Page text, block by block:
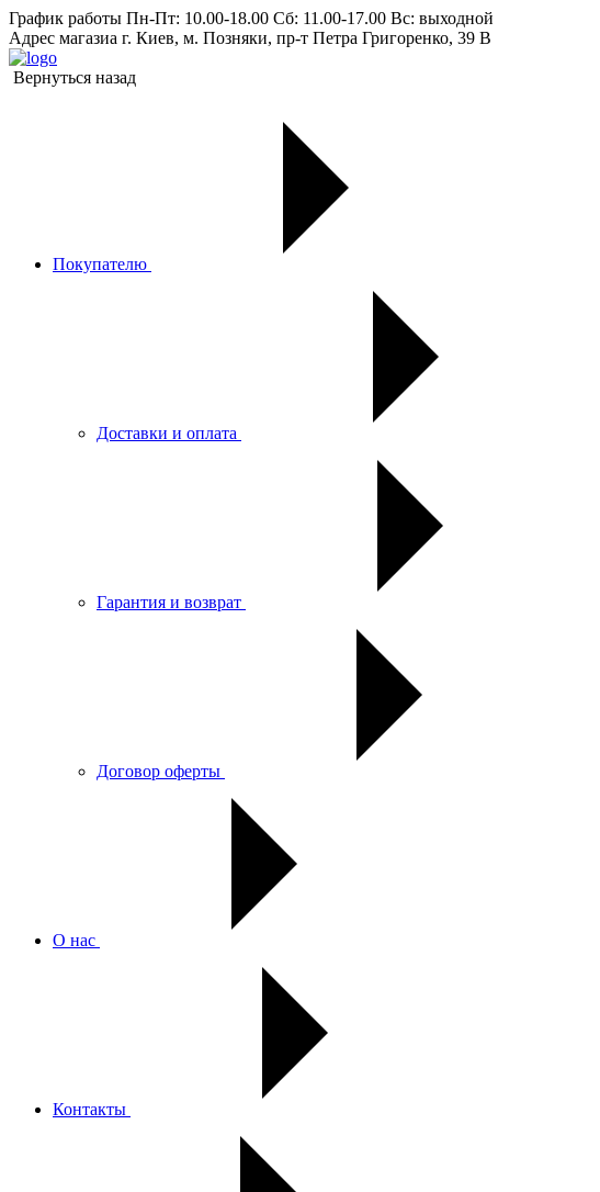
График работы Пн-Пт: 10.00-18.00 Сб: 11.00-17.00 Вс: выходной
Адрес магазиа г. Киев, м. Позняки, пр-т Петра Григоренко, 39 В
Вернуться назад
Покупателю
Доставки и оплата
Гарантия и возврат
Договор оферты
О нас
Контакты